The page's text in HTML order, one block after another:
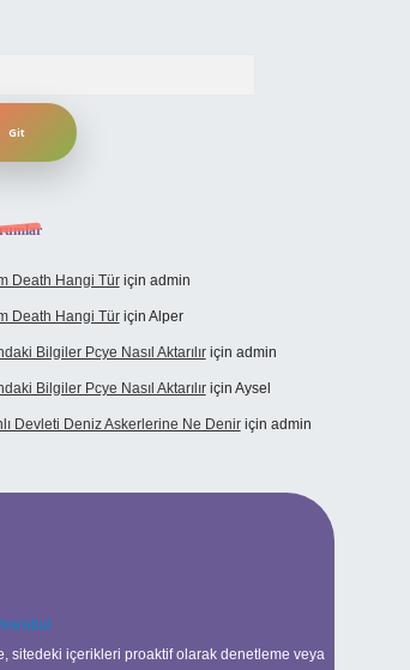
Death Hangi Türiçin admin
Death Hangi Türiçin Alper
Bilgiler Pcye Nasıl Aktarılıriçin admin
Bilgiler Pcye Nasıl Aktarılıriçin Aysel
Devleti Deniz Askerlerine Ne Deniriçin admin
sitedeki içerikleri proaktif olarak denetleme veya